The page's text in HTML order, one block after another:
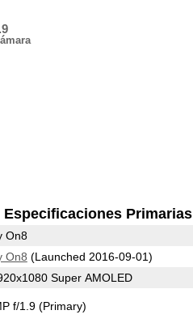
Especificaciones Primarias
On8
On8 (Launched 2016-09-01)
Super AMOLED
f/1.9(Primary)